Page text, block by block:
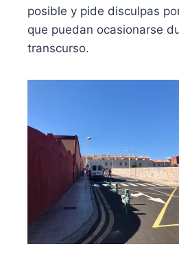
posible y pide disculpas
que puedan ocasionarse
transcurso.